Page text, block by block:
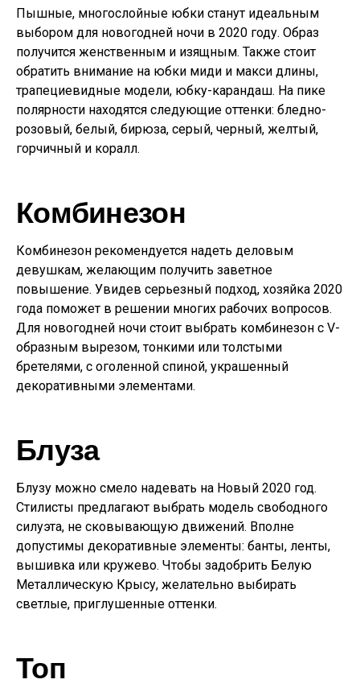
Пышные, многослойные юбки станут идеальным
выбором для новогодней ночи в 2020 году. Образ
получится женственным и изящным. Также стоит
обратить внимание на юбки миди и макси длины,
трапециевидные модели, юбку-карандаш. На пике
полярности находятся следующие оттенки: бледно-
розовый, белый, бирюза, серый, черный, желтый,
горчичный и коралл.
Комбинезон
Комбинезон рекомендуется надеть деловым
девушкам, желающим получить заветное
повышение. Увидев серьезный подход, хозяйка 2020
года поможет в решении многих рабочих вопросов.
Для новогодней ночи стоит выбрать комбинезон с V-
образным вырезом, тонкими или толстыми
бретелями, с оголенной спиной, украшенный
декоративными элементами.
Блуза
Блузу можно смело надевать на Новый 2020 год.
Стилисты предлагают выбрать модель свободного
силуэта, не сковывающую движений. Вполне
допустимы декоративные элементы: банты, ленты,
вышивка или кружево. Чтобы задобрить Белую
Металлическую Крысу, желательно выбирать
светлые, приглушенные оттенки.
Топ